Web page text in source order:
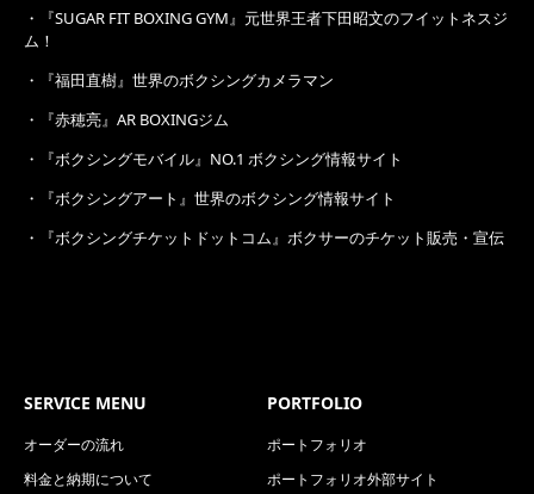
・
『SUGAR FIT BOXING GYM』元世界王者下田昭文のフイットネスジ
ム！
・
『福田直樹』世界のボクシングカメラマン
・
『赤穂亮』AR BOXINGジム
・
『ボクシングモバイル』NO.1 ボクシング情報サイト
・
『ボクシングアート』世界のボクシング情報サイト
・
『ボクシングチケットドットコム』ボクサーのチケット販売・宣伝
SERVICE MENU
オーダーの流れ
料金と納期について
PORTFOLIO
ポートフォリオ
ポートフォリオ外部サイト